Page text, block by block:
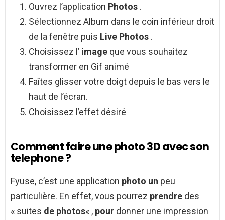
Ouvrez l’application Photos .
Sélectionnez Album dans le coin inférieur droit
de la fenêtre puis Live Photos .
Choisissez l’ image que vous souhaitez
transformer en Gif animé
Faîtes glisser votre doigt depuis le bas vers le
haut de l’écran.
Choisissez l’effet désiré
Comment faire une photo 3D avec son
telephone ?
Fyuse, c’est une application photo un peu
particulière. En effet, vous pourrez prendre des
« suites de photos« , pour donner une impression